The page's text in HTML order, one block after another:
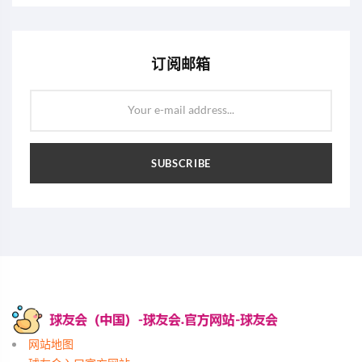
订阅邮箱
Your e-mail address...
SUBSCRIBE
网站地图